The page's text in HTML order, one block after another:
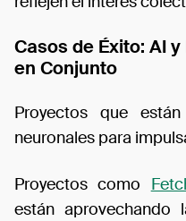
Casos de Éxito: AI
en Conjunto
Proyectos que
neuronales para
Proyectos como
están aprovechando